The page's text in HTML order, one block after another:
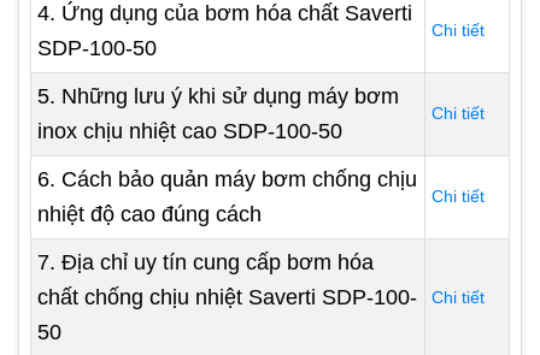
4. Ứng dụng của bơm hóa chất Saverti
SDP-100-50
Chi tiết
5. Những lưu ý khi sử dụng máy bơm
inox chịu nhiệt cao SDP-100-50
Chi tiết
6. Cách bảo quản máy bơm chống chịu
nhiệt độ cao đúng cách
Chi tiết
7. Địa chỉ uy tín cung cấp bơm hóa
chất chống chịu nhiệt Saverti SDP-100-
50
Chi tiết